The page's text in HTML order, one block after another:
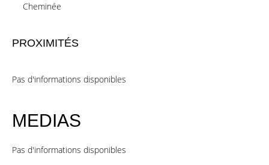
Cheminée
PROXIMITÉS
Pas d'informations disponibles
MEDIAS
Pas d'informations disponibles